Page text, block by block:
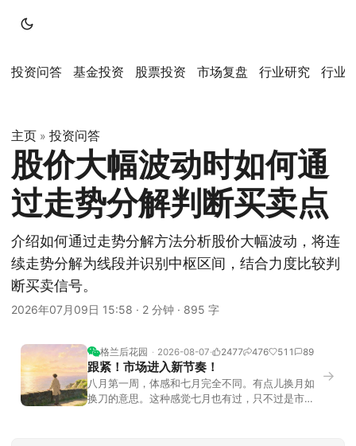
投资问答 基金投资 股票投资 市场复盘 行业研究 行业
主页 » 投资问答
股价大幅波动时如何通
过走势分解判断买卖点
介绍如何通过走势分解方法分析股价大幅波动，将连
续走势分解为线段并识别中枢区间，结合力度比较判
断买卖信号。
2026年07月09日 15:58 · 2 分钟 · 895 字
格兰后花园 2026-08-07 2477 476 511 89
跟紧！市场进入新节奏！
八月第一周，体感和七月完全不同。有点儿换月如
换刀的意思。这种感觉七月也有过，只不过是市场
→